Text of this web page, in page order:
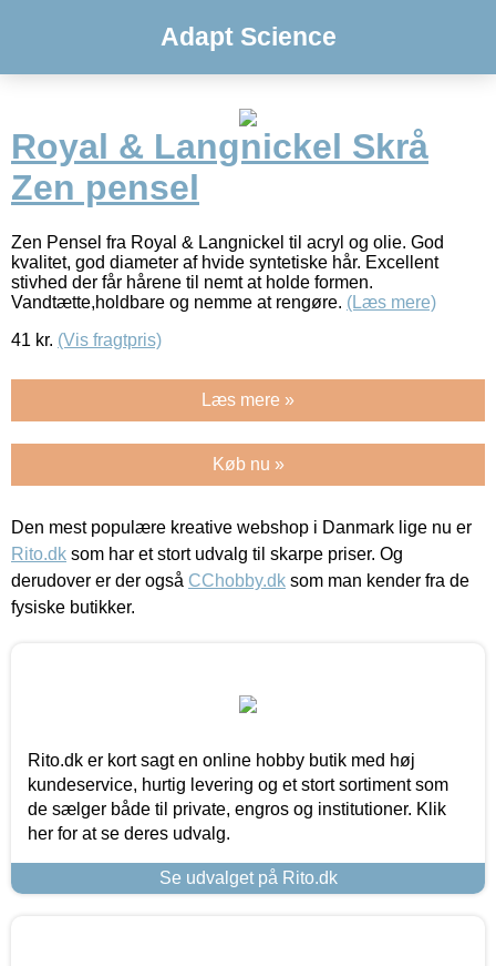
Adapt Science
Royal & Langnickel Skrå
Zen pensel
Zen Pensel fra Royal & Langnickel til acryl og olie. God
kvalitet, god diameter af hvide syntetiske hår. Excellent
stivhed der får hårene til nemt at holde formen.
Vandtætte,holdbare og nemme at rengøre. (Læs mere)
41 kr. (Vis fragtpris)
Læs mere »
Køb nu »
Den mest populære kreative webshop i Danmark lige nu er
Rito.dk som har et stort udvalg til skarpe priser. Og
derudover er der også CChobby.dk som man kender fra de
fysiske butikker.
Rito.dk er kort sagt en online hobby butik med høj
kundeservice, hurtig levering og et stort sortiment som
de sælger både til private, engros og institutioner. Klik
her for at se deres udvalg.
Se udvalget på Rito.dk